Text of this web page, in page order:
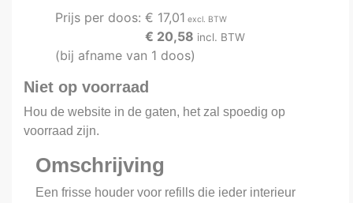
Prijs per doos: € 17,01 excl. BTW
€ 20,58 incl. BTW
(bij afname van 1 doos)
Niet op voorraad
Hou de website in de gaten, het zal spoedig op
voorraad zijn.
Omschrijving
Een frisse houder voor refills die ieder interieur